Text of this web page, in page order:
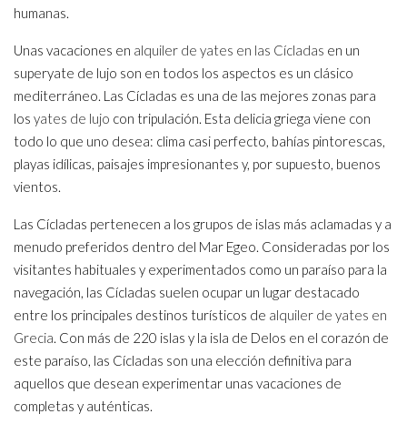
humanas.
Unas vacaciones en alquiler de yates en las Cícladas en un
superyate de lujo son en todos los aspectos es un clásico
mediterráneo. Las Cícladas es una de las mejores zonas para
los yates de lujo con tripulación. Esta delicia griega viene con
todo lo que uno desea: clima casi perfecto, bahías pintorescas,
playas idílicas, paisajes impresionantes y, por supuesto, buenos
vientos.
Las Cícladas pertenecen a los grupos de islas más aclamadas y a
menudo preferidos dentro del Mar Egeo. Consideradas por los
visitantes habituales y experimentados como un paraíso para la
navegación, las Cícladas suelen ocupar un lugar destacado
entre los principales destinos turísticos de alquiler de yates en
Grecia. Con más de 220 islas y la isla de Delos en el corazón de
este paraíso, las Cícladas son una elección definitiva para
aquellos que desean experimentar unas vacaciones de
completas y auténticas.